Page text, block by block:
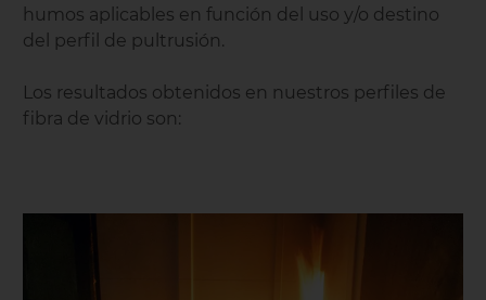
humos aplicables en función del uso y/o destino
del perfil de pultrusión.
Los resultados obtenidos en nuestros perfiles de
fibra de vidrio son: